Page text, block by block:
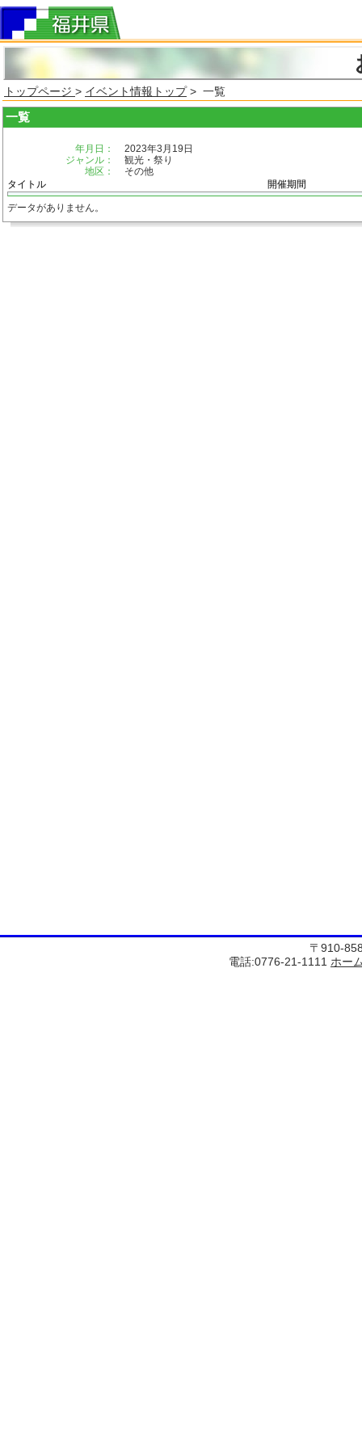
トップページ > イベント情報トップ> 一覧
一覧
年月日：
2023年3月19日
ジャンル：
観光・祭り
地区：
その他
タイトル
開催期間
データがありません。
〒910-
電話:0776-21-1111 ホー